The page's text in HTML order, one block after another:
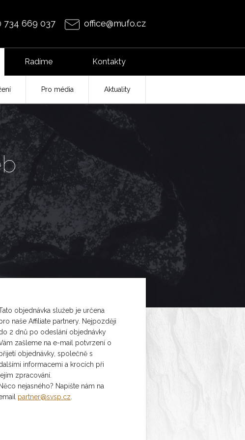
734 669 037 office@mufo.cz
Radíme Kontakty
Pro média Aktuality
objednávka služeb je určena
naše Affiliate partnery. Nejpozději
2 dnů po odeslání objednávky
zašleme na e-mail potvrzení o
objednávky, společně s
informacemi a krocích při
zpracování.
Něco nejasného? Napište nám na
partner@svsp.cz